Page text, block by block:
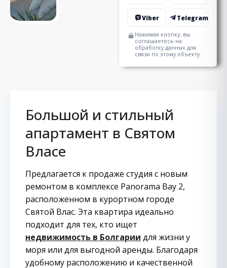
Viber Telegram
Нажимая кнопку, вы
соглашаетесь на
обработку данных для
связи по этому объекту.
Большой и стильный
апартамент в Святом
Власе
Предлагается к продаже студия с новым
ремонтом в комплексе Panorama Bay 2,
расположенном в курортном городе
Святой Влас. Эта квартира идеально
подходит для тех, кто ищет
недвижимость в Болгарии для жизни у
моря или для выгодной аренды. Благодаря
удобному расположению и качественной